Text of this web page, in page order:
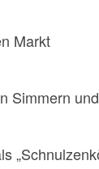
Markt
Simmern